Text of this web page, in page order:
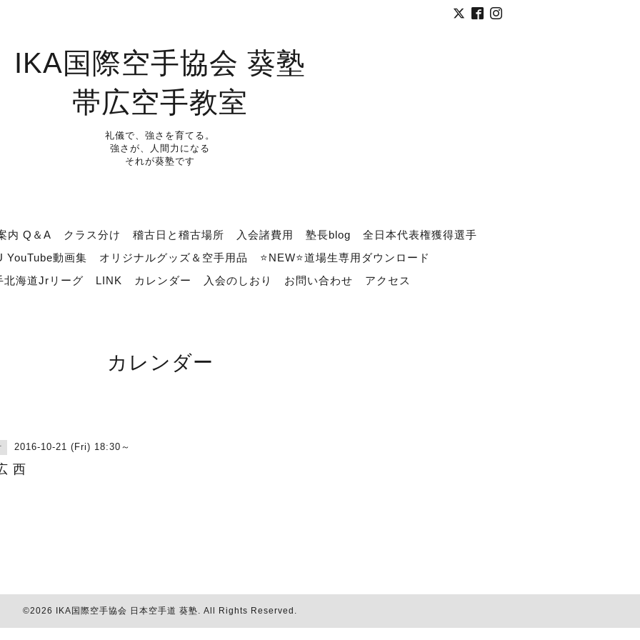
IKA国際空手協会 葵塾
帯広空手教室
礼儀で、強さを育てる。
強さが、人間力になる
それが葵塾です
内 Q＆A クラス分け 稽古日と稽古場所 入会諸費用 塾長blog
全日本代表権獲得選手
YouTube動画集
オリジナルグッズ＆空手用品
⭐NEW⭐道場生専用ダウンロード
北海道Jrリーグ
LINK カレンダー 入会のしおり お問い合わせ アクセス
カレンダー
2016-10-21 (Fri) 18:30～
西
©2026 IKA国際空手協会 日本空手道 葵塾. All Rights Reserved.